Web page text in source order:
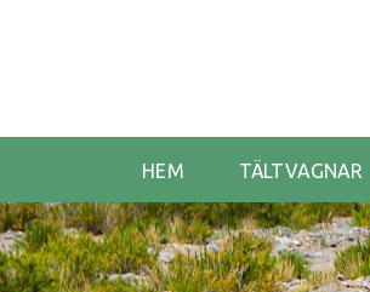
HEM TÄLTVAGNAR